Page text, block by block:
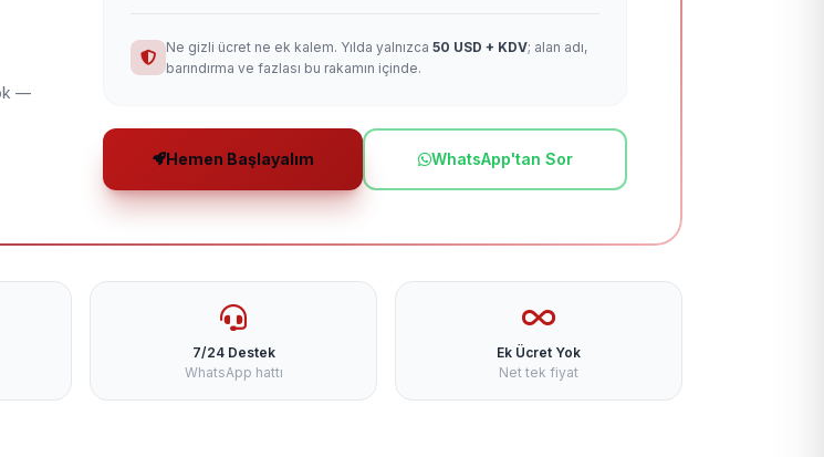
—
Ne gizli ücret ne ek kalem. Yılda yalnızca 50 USD + KDV; alan adı,
barındırma ve fazlası bu rakamın içinde.
Hemen Başlayalım WhatsApp'tan Sor
7/24 Destek
WhatsApp hattı
Ek Ücret Yok
Net tek fiyat